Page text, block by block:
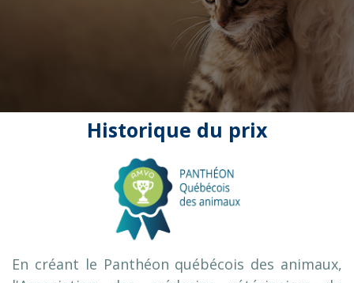
Historique du prix
En créant le Panthéon québécois des animaux,